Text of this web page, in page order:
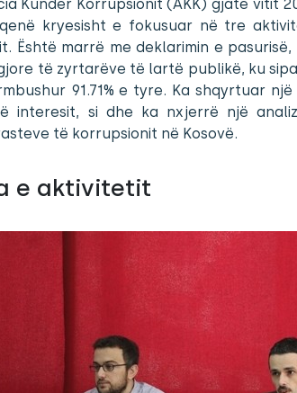
Kundër Korrupsionit (AKK) gjatë vitit
kryesisht e fokusuar në tre
Është marrë me deklarimin e
të zyrtarëve të lartë publikë, ku
91.71% e tyre. Ka shqyrtuar
interesit, si dhe ka nxjerrë një
të korrupsionit në Kosovë.
e aktivitetit